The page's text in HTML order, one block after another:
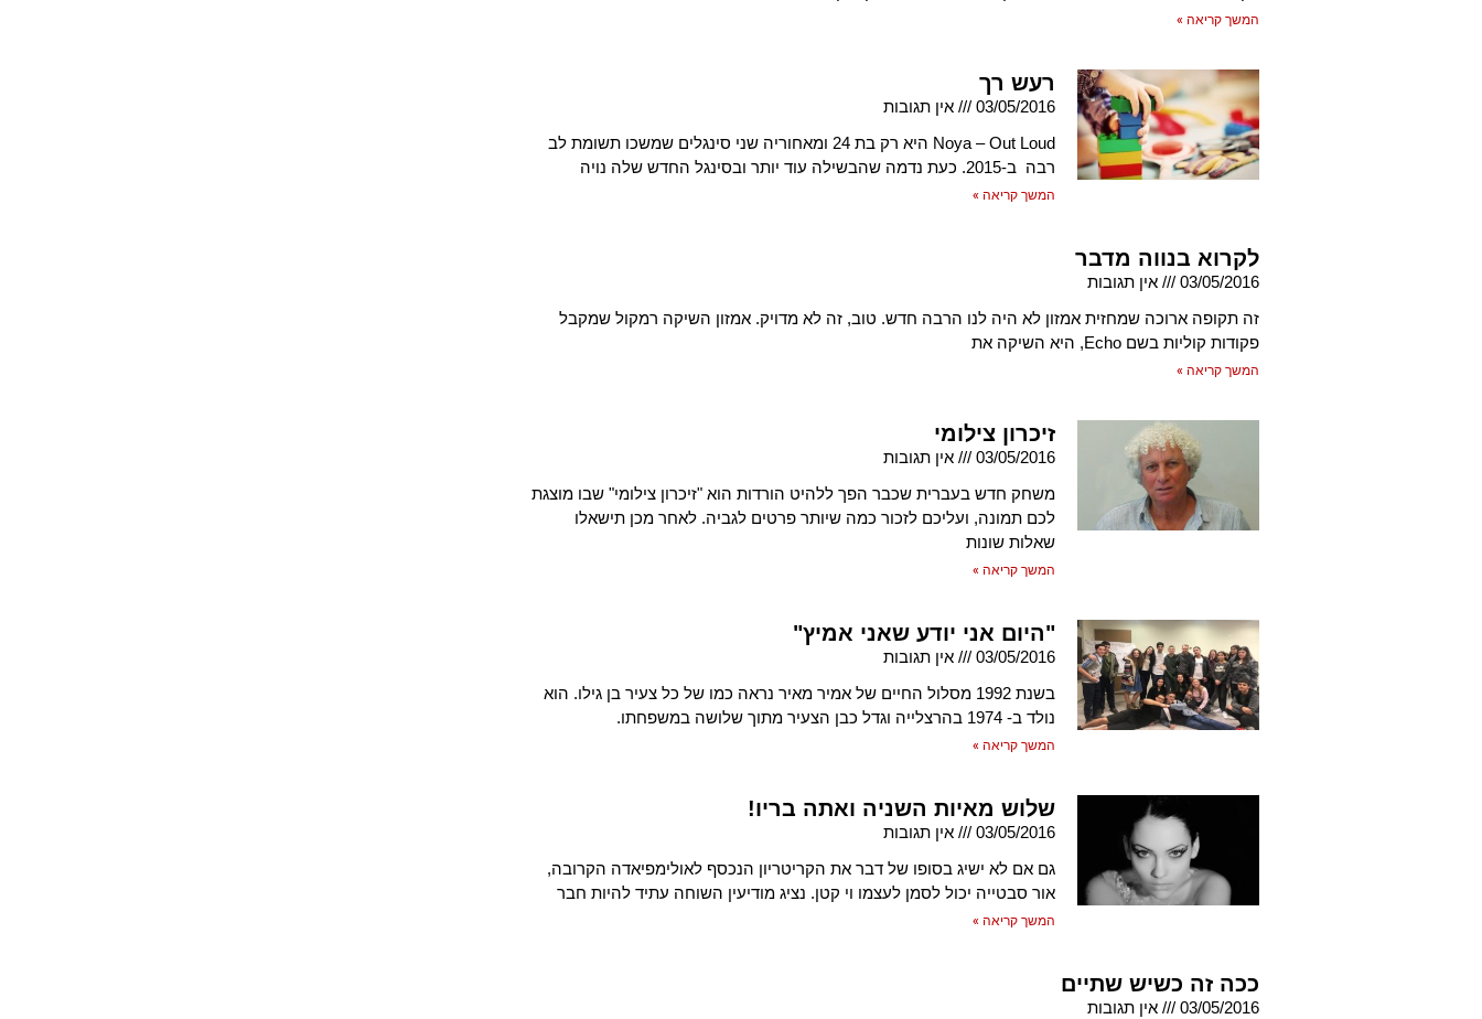
המשך קריאה »
רעש רך
03/05/2016
אין תגובות
Noya – Out Loud היא רק בת 24 ומאחוריה שני סינגלים שמשכו תשומת לב
רבה ב-2015. כעת נדמה שהבשילה עוד יותר ובסינגל החדש שלה נויה
המשך קריאה »
לקרוא בנווה מדבר
03/05/2016
אין תגובות
זה תקופה ארוכה שמחזית אמזון לא היה לנו הרבה חדש. טוב, זה לא מדויק. אמזון השיקה רמקול שמקבל
פקודות קוליות בשם Echo, היא השיקה את
המשך קריאה »
זיכרון צילומי
03/05/2016
אין תגובות
משחק חדש בעברית שכבר הפך ללהיט הורדות הוא "זיכרון צילומי" שבו מוצגת
לכם תמונה, ועליכם לזכור כמה שיותר פרטים לגביה. לאחר מכן תישאלו
שאלות שונות
המשך קריאה »
"היום אני יודע שאני אמיץ"
03/05/2016
אין תגובות
בשנת 1992 מסלול החיים של אמיר מאיר נראה כמו של כל צעיר בן גילו. הוא
נולד ב- 1974 בהרצלייה וגדל כבן הצעיר מתוך שלושה במשפחתו.
המשך קריאה »
שלוש מאיות השניה ואתה בריו!
03/05/2016
אין תגובות
גם אם לא ישיג בסופו של דבר את הקריטריון הנכסף לאולימפיאדה הקרובה,
אור סבטייה יכול לסמן לעצמו וי קטן. נציג מודיעין השוחה עתיד להיות חבר
המשך קריאה »
ככה זה כשיש שתיים
03/05/2016
אין תגובות